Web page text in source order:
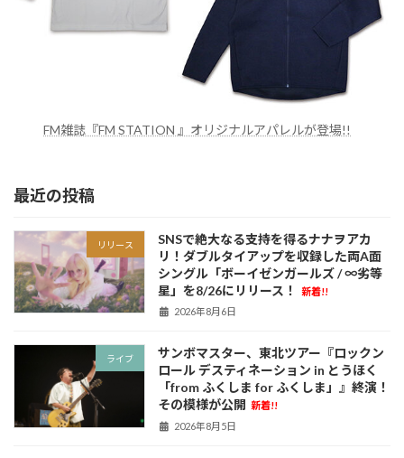
FM雑誌『FM STATION 』オリジナルアパレルが登場!!
最近の投稿
リリース
SNSで絶大なる支持を得るナナヲアカ
リ！ダブルタイアップを収録した両A面
シングル「ボーイゼンガールズ / ∞劣等
星」を8/26にリリース！
新着!!
2026年8月6日
ライブ
サンボマスター、東北ツアー『ロックン
ロール デスティネーション in とうほく
「from ふくしま for ふくしま」』終演！
その模様が公開 新着!!
2026年8月5日